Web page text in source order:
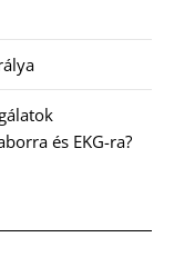
és EKG-ra?